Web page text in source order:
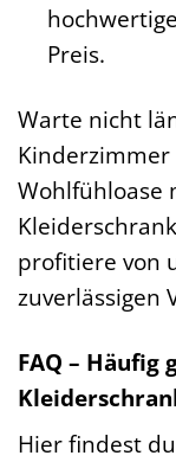
Preis.
Warte nicht
Kinderzimmer
Wohlfühloase
profitiere von
zuverlässigen
FAQ – Häufig
Hier findest